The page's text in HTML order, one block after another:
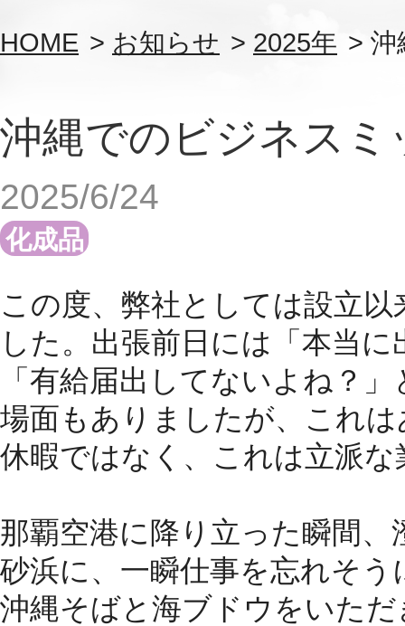
HOME > お知らせ > 2025年 >
沖縄でのビジネスミ
2025/6/24
化成品
この度、弊社としては設立
した。出張前日には「本当に
「有給届出してないよね？」
場面もありましたが、これ
休暇ではなく、これは立派な
那覇空港に降り立った瞬間
砂浜に、一瞬仕事を忘れそ
沖縄そばと海ブドウをいた